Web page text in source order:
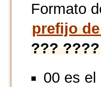
Formato
prefijo
??? ????
00 es el